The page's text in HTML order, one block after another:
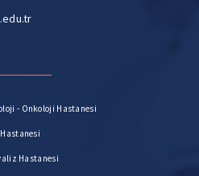
- Onkoloji Hastanesi
Hastanesi